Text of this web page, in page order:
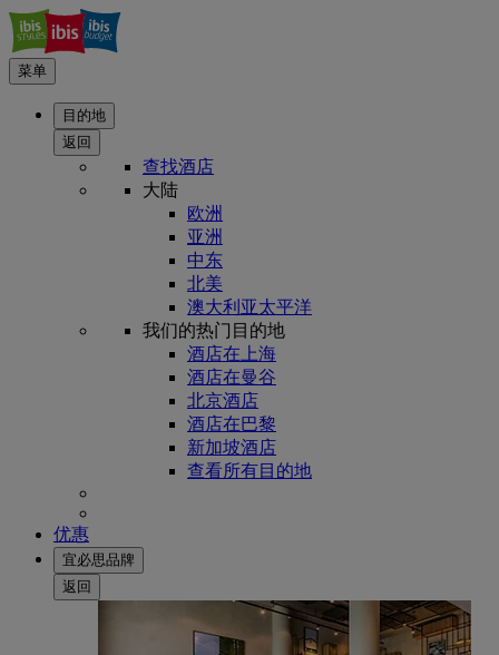
菜单
目的地
返回
查找酒店
大陆
欧洲
亚洲
中东
北美
澳大利亚太平洋
我们的热门目的地
酒店在上海
酒店在曼谷
北京酒店
酒店在巴黎
新加坡酒店
查看所有目的地
优惠
宜必思品牌
返回